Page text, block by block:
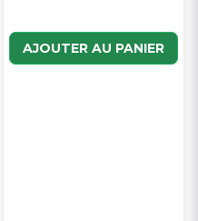
AJOUTER AU PANIER